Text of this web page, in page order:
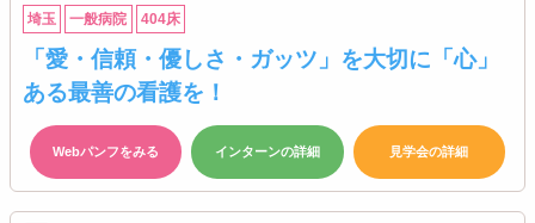
埼玉 一般病院 404床
「愛・信頼・優しさ・ガッツ」を大切に「心」
ある最善の看護を！
Webパンフをみる インターンの詳細 見学会の詳細